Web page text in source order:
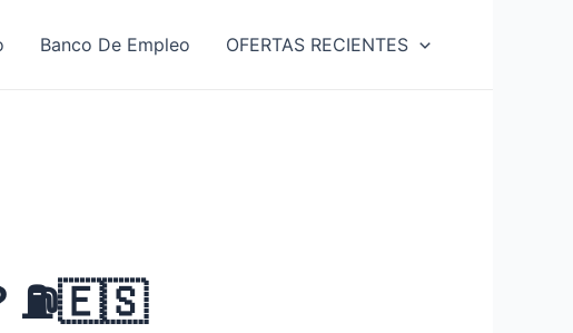
Banco De Empleo OFERTAS RECIENTES
⛽🇪🇸